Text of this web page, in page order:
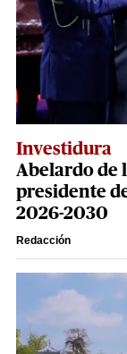
Investidura
Abelardo de
presidente
2026-2030
Redacción